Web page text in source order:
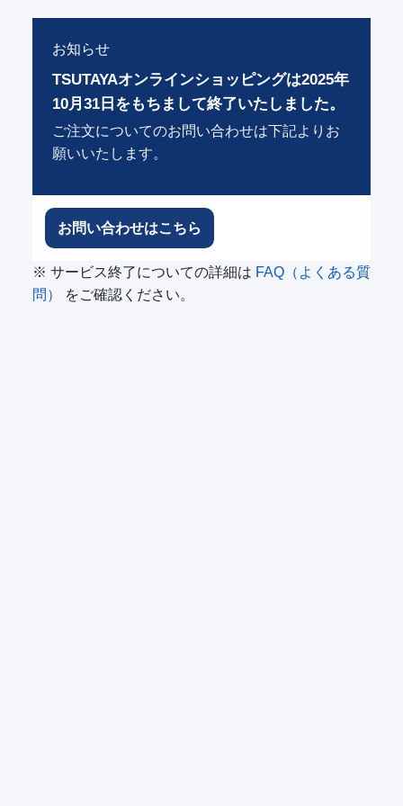
お知らせ
TSUTAYAオンラインショッピングは2025年
10月31日をもちまして終了いたしました。
ご注文についてのお問い合わせは下記よりお
願いいたします。
お問い合わせはこちら
※ サービス終了についての詳細は FAQ（よくある質
問）
をご確認ください。